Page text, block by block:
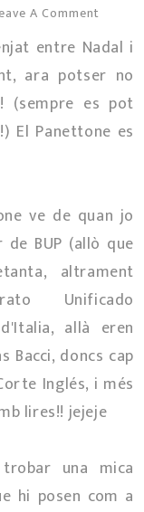
A Comment
entre Nadal i
ara potser no
(sempre es pot
El Panettone es
ve de quan jo
BUP (allò que
altrament
Unificado
allà eren
Bacci, doncs cap
Inglés, i més
lires!! jejeje
una mica
hi posen com a